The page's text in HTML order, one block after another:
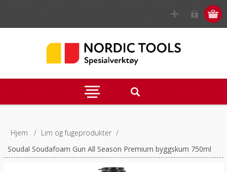
Hjem / Lim og fugeprodukter /
Soudal Soudafoam Gun All Season Premium byggskum 750ml